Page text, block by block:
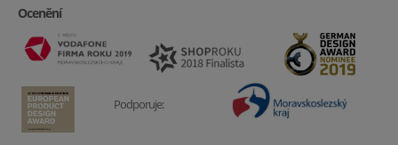
Ocenění
Podporuje: